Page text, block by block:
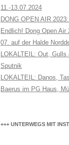
11.-13.07.2024
DONG OPEN AIR
Endlich! Dong Open Air
07. auf der Halde
LOKALTEIL: Out,
Sputnik
LOKALTEIL: Danos,
Baerus im PG Haus,
+++ UNTERWEGS MIT